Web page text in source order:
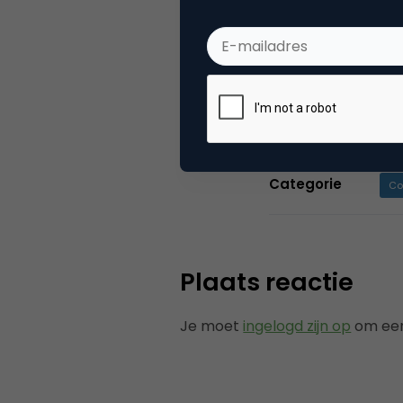
website
Ook bouwen
en eBooks.
Categorie
Plaats reactie
Je moet ingelogd zijn op om